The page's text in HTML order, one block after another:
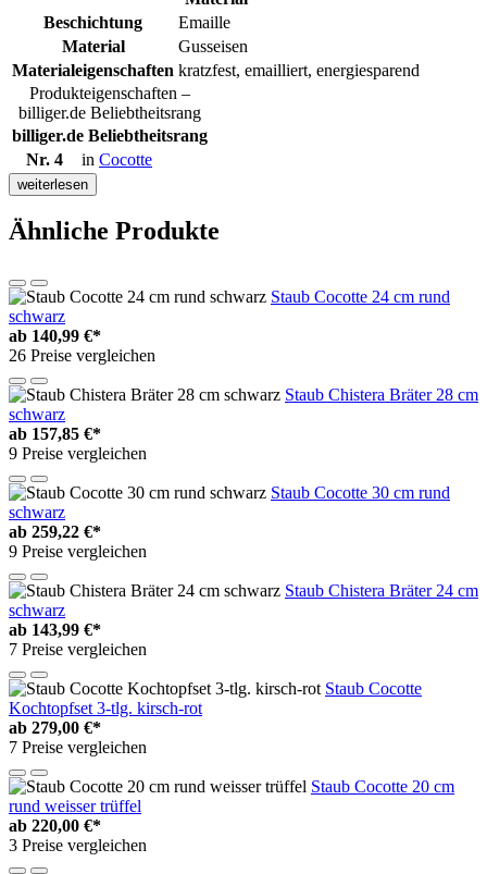
Beschichtung
Emaille
Material
Gusseisen
Materialeigenschaften kratzfest, emailliert, energiesparend
Produkteigenschaften –
billiger.de Beliebtheitsrang
billiger.de Beliebtheitsrang
Nr. 4
in Cocotte
weiterlesen
Ähnliche Produkte
Staub Cocotte 24 cm rund
schwarz
ab 140,99 €*
26 Preise vergleichen
Staub Chistera Bräter 28 cm
schwarz
ab 157,85 €*
9 Preise vergleichen
Staub Cocotte 30 cm rund
schwarz
ab 259,22 €*
9 Preise vergleichen
Staub Chistera Bräter 24 cm
schwarz
ab 143,99 €*
7 Preise vergleichen
Staub Cocotte
Kochtopfset 3-tlg. kirsch-rot
ab 279,00 €*
7 Preise vergleichen
Staub Cocotte 20 cm
rund weisser trüffel
ab 220,00 €*
3 Preise vergleichen